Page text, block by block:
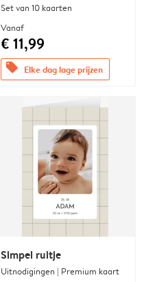
Set van 10 kaarten
Vanaf
€ 11,99
offers Elke dag lage prijzen
Simpel ruitje
Uitnodigingen | Premium kaart